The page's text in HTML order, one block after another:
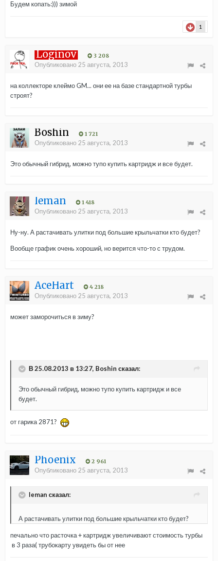
Будем копать:))) зимой
1
Loginov 3 208
Опубликовано 25 августа, 2013
на коллекторе клеймо GM... они ее на базе стандартной турбы
строят?
Boshin 1 721
Опубликовано 25 августа, 2013
Это обычный гибрид, можно тупо купить картридж и все будет.
leman 1 418
Опубликовано 25 августа, 2013
Ну-ну. А растачивать улитки под большие крыльчатки кто будет?
Вообще график очень хороший, но верится что-то с трудом.
AceHart 4 218
Опубликовано 25 августа, 2013
может заморочиться в зиму?
В 25.08.2013 в 13:27, Boshin сказал:
Это обычный гибрид, можно тупо купить картридж и все
будет.
от гарика 2871?
Phoenix 2 961
Опубликовано 25 августа, 2013
leman сказал:
А растачивать улитки под большие крыльчатки кто будет?
печально что расточка + картридж увеличивают стоимость турбы
в 3 раза( трубокарту увидеть бы от нее